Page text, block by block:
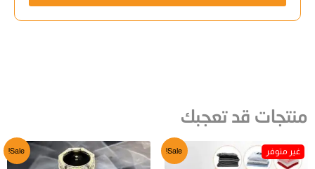
منتجات قد تعجبك
Sale!
Sale!